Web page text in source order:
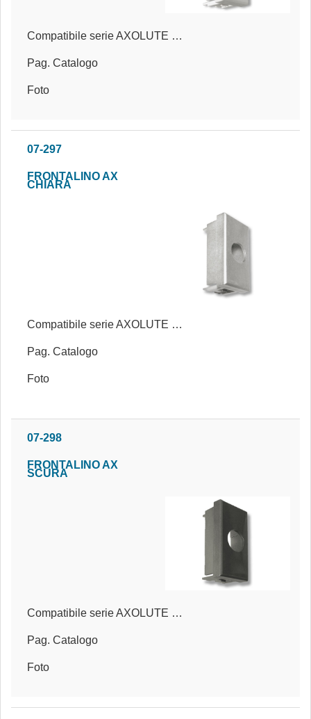
Compatibile serie AXOLUTE BIANCA®
Pag. Catalogo
Foto
07-297
FRONTALINO AX
CHIARA
Compatibile serie AXOLUTE CHIARA®
Pag. Catalogo
Foto
07-298
FRONTALINO AX
SCURA
Compatibile serie AXOLUTE SCURA®
Pag. Catalogo
Foto